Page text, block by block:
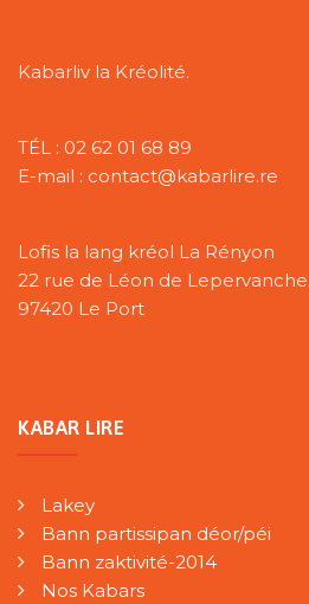
Kabarliv la Kréolité.
TÉL : 02 62 01 68 89
E-mail : contact@kabarlire.re
Lofis la lang kréol La Rényon
22 rue de Léon de Lepervanche
97420 Le Port
KABAR LIRE
Lakey
Bann partissipan déor/péi
Bann zaktivité-2014
Nos Kabars